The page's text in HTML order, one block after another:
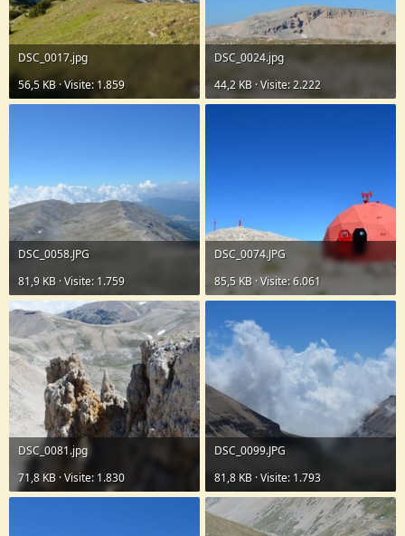
DSC_0017.jpg
56,5 KB · Visite: 1.859
DSC_0024.jpg
44,2 KB · Visite: 2.222
DSC_0058.JPG
81,9 KB · Visite: 1.759
DSC_0074.JPG
85,5 KB · Visite: 6.061
DSC_0081.jpg
71,8 KB · Visite: 1.830
DSC_0099.JPG
81,8 KB · Visite: 1.793